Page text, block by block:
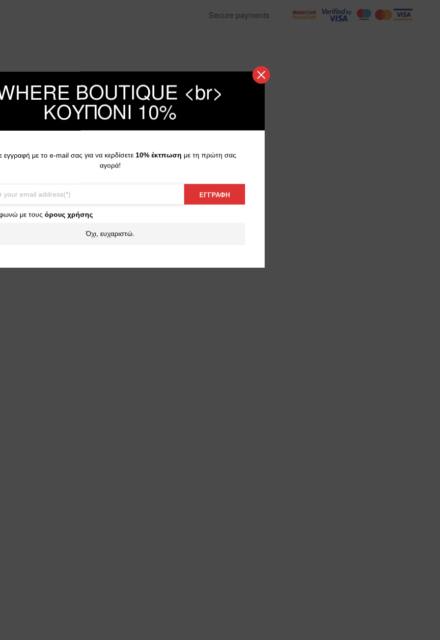
Secure payments
BOUTIQUE <br>
ΚΟΥΠΟΝΙ 10%
εγγραφή με το e-mail σας για να κερδίσετε 10% έκτπωση με τη πρώτη σας
αγορά!
ΕΓΓΡΑΦΗ
με τους όρους χρήσης
Όχι, ευχαριστώ.